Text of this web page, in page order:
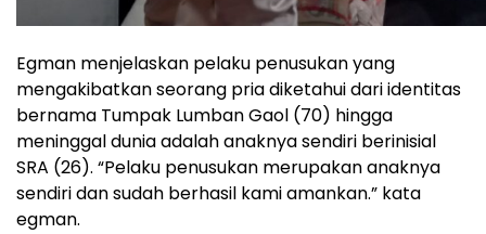
Egman menjelaskan pelaku penusukan yang
mengakibatkan seorang pria diketahui dari identitas
bernama Tumpak Lumban Gaol (70) hingga
meninggal dunia adalah anaknya sendiri berinisial
SRA (26). “Pelaku penusukan merupakan anaknya
sendiri dan sudah berhasil kami amankan.” kata
egman.